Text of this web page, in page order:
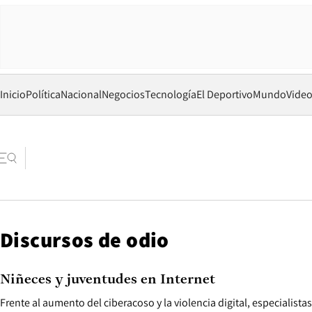
InicioPolíticaNacionalNegociosTecnologíaEl DeportivoMundo
Discursos de odio
Frente al aumento del ciberacoso y la violencia digital,
Niñeces y juventudes en Internet